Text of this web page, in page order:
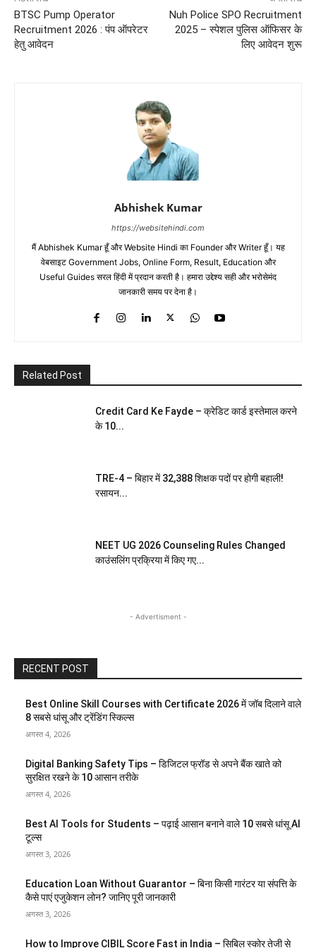
BTSC Pump Operator
Recruitment 2026 : पंप ऑपरेटर
हेतु आवेदन
Nuh Police SPO Recruitment
2025 – स्पेशल पुलिस ऑफिसर के
लिए आवेदन शुरू
Abhishek Kumar
https://websitehindi.com
मैं Abhishek Kumar हूँ और Website Hindi का Founder और Writer हूँ। यह
वेबसाइट Government Jobs, Online Form, Result, Education और
Useful Guides सरल हिंदी में प्रदान करती है। हमारा उद्देश्य सही और भरोसेमंद
जानकारी समय पर देना है।
Related Post
Credit Card Ke Fayde – क्रेडिट कार्ड इस्तेमाल करने
के 10...
TRE-4 – बिहार में 32,388 शिक्षक पदों पर होगी बहाली!
रसायन...
NEET UG 2026 Counseling Rules Changed
काउंसलिंग प्रक्रिया में किए गए...
- Advertisment -
RECENT POST
Best Online Skill Courses with Certificate 2026 में जॉब दिलाने वाले
8 सबसे धांसू और ट्रेंडिंग स्किल्स
अगस्त 4, 2026
Digital Banking Safety Tips – डिजिटल फ्रॉड से अपने बैंक खाते को
सुरक्षित रखने के 10 आसान तरीके
अगस्त 4, 2026
Best AI Tools for Students – पढ़ाई आसान बनाने वाले 10 सबसे धांसू AI
टूल्स
अगस्त 3, 2026
Education Loan Without Guarantor – बिना किसी गारंटर या संपत्ति के
कैसे पाएं एजुकेशन लोन? जानिए पूरी जानकारी
अगस्त 3, 2026
How to Improve CIBIL Score Fast in India – सिबिल स्कोर तेजी से